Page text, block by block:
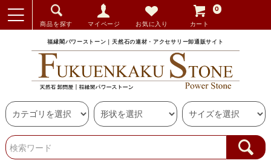
商品を探す マイページ お気に入り カート
0
福縁閣パワーストーン｜天然石の連材・アクセサリー卸通販サイト